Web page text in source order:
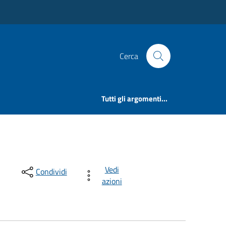
Cerca
Tutti gli argomenti...
Condividi
Vedi
azioni